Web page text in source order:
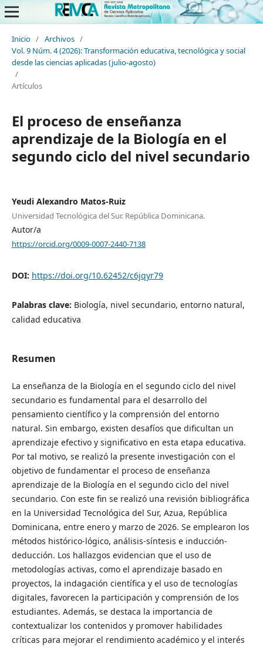
Inicio / Archivos /
Vol. 9 Núm. 4 (2026): Transformación educativa, tecnológica y social
desde las ciencias aplicadas (julio-agosto)
/
Artículos
El proceso de enseñanza
aprendizaje de la Biología en el
segundo ciclo del nivel secundario
Yeudi Alexandro Matos-Ruiz
Universidad Tecnológica del Sur. República Dominicana.
Autor/a
https://orcid.org/0009-0007-2440-7138
DOI: https://doi.org/10.62452/c6jqyr79
Palabras clave: Biología, nivel secundario, entorno natural,
calidad educativa
Resumen
La enseñanza de la Biología en el segundo ciclo del nivel
secundario es fundamental para el desarrollo del
pensamiento científico y la comprensión del entorno
natural. Sin embargo, existen desafíos que dificultan un
aprendizaje efectivo y significativo en esta etapa educativa.
Por tal motivo, se realizó la presente investigación con el
objetivo de fundamentar el proceso de enseñanza
aprendizaje de la Biología en el segundo ciclo del nivel
secundario. Con este fin se realizó una revisión bibliográfica
en la Universidad Tecnológica del Sur, Azua, República
Dominicana, entre enero y marzo de 2026. Se emplearon los
métodos histórico-lógico, análisis-síntesis e inducción-
deducción. Los hallazgos evidencian que el uso de
metodologías activas, como el aprendizaje basado en
proyectos, la indagación científica y el uso de tecnologías
digitales, favorecen la participación y comprensión de los
estudiantes. Además, se destaca la importancia de
contextualizar los contenidos y promover habilidades
críticas para mejorar el rendimiento académico y el interés